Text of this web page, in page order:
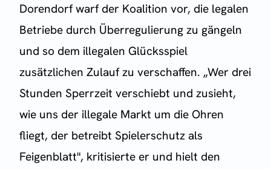
Dorendorf warf der Koalition vor, die legalen
Betriebe durch Überregulierung zu gängeln
und so dem illegalen Glücksspiel
zusätzlichen Zulauf zu verschaffen. „Wer drei
Stunden Sperrzeit verschiebt und zusieht,
wie uns der illegale Markt um die Ohren
fliegt, der betreibt Spielerschutz als
Feigenblatt", kritisierte er und hielt den